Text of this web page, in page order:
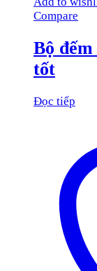
Compare
Bộ
tốt
Đọc tiếp